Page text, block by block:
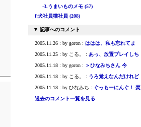
-3.うまいものメモ (57)
f:犬社員猫社員 (208)
▼ 記事へのコメント
2005.11.26 : by goron : ははは。私も忘れてま
2005.11.25 : by こる。 : あっ、放置プレイしち
2005.11.18 : by goron : ＞ひなみちさん 今
2005.11.18 : by こる。 : うろ覚えなんだけれど
2005.11.18 : by ひなみち : ぐっもーにんぐ！ 焚
過去のコメント一覧を見る